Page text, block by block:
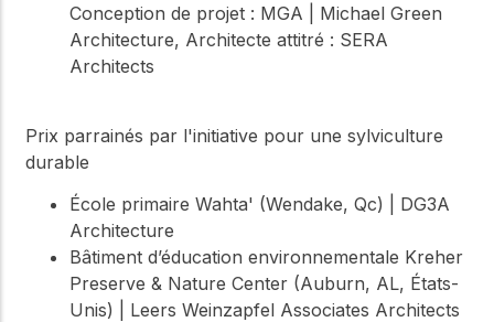
Conception de projet : MGA | Michael Green
Architecture, Architecte attitré : SERA
Architects
Prix parrainés par l'initiative pour une sylviculture
durable
École primaire Wahta' (Wendake, Qc) | DG3A
Architecture
Bâtiment d’éducation environnementale Kreher
Preserve & Nature Center (Auburn, AL, États-
Unis) | Leers Weinzapfel Associates Architects